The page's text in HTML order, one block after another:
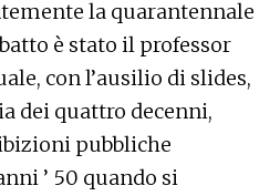
la quarantennale
è stato il professor
con l’ausilio di slides,
dei quattro decenni,
pubbliche
’ 50 quando si